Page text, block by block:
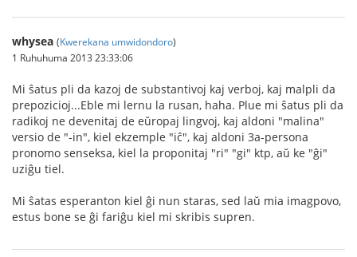
whysea (Kwerekana umwidondoro)
1 Ruhuhuma 2013 23:33:06
Mi ŝatus pli da kazoj de substantivoj kaj verboj, kaj malpli da
prepozicioj...Eble mi lernu la rusan, haha. Plue mi ŝatus pli da
radikoj ne devenitaj de eŭropaj lingvoj, kaj aldoni "malina"
versio de "-in", kiel ekzemple "iĉ", kaj aldoni 3a-persona
pronomo senseksa, kiel la proponitaj "ri" "gi" ktp, aŭ ke "ĝi"
uziĝu tiel.
Mi ŝatas esperanton kiel ĝi nun staras, sed laŭ mia imagpovo,
estus bone se ĝi fariĝu kiel mi skribis supren.